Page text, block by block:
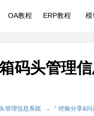
OA教程 ERP教程 模
码头管理
管理信息系统 → 『 经验分享&问